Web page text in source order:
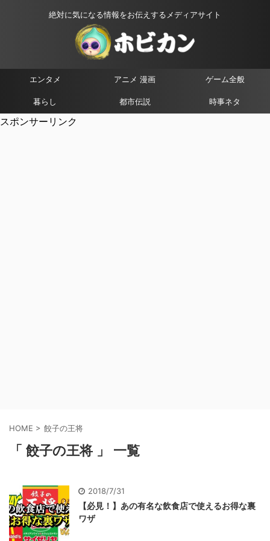
絶対に気になる情報をお伝えするメディアサイト
エンタメ アニメ 漫画 ゲーム全般
暮らし 都市伝説 時事ネタ
スポンサーリンク
HOME > 餃子の王将
「 餃子の王将 」 一覧
2018/7/31
【必見！】あの有名な飲食店で使えるお得な裏
ワザ